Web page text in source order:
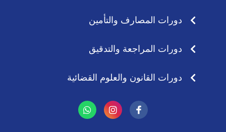
دورات المصارف والتأمين
دورات المراجعة والتدقيق
دورات القانون والعلوم القضائية
I
n
s
W
h
a